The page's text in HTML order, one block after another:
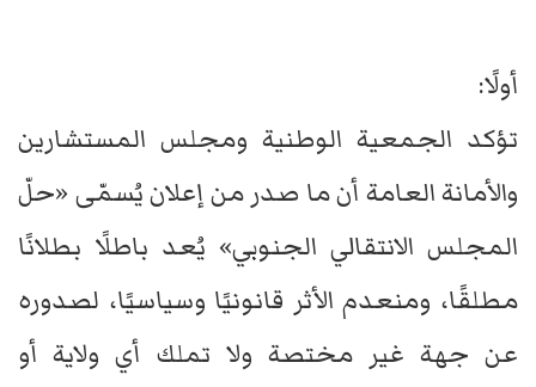
أولًا:
تؤكد الجمعية الوطنية ومجلس المستشارين
والأمانة العامة أن ما صدر من إعلان يُسمّى «حلّ
المجلس الانتقالي الجنوبي» يُعد باطلًا بطلانًا
مطلقًا، ومنعدم الأثر قانونيًا وسياسيًا، لصدوره
عن جهة غير مختصة ولا تملك أي ولاية أو